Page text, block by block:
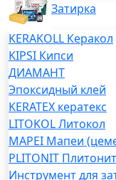
Затирка
KERAKOLL Керакол
KIPSI Кипси
ДИАМАНТ
Эпоксидный клей
KERATEX кератекс
LITOKOL Литокол
MAPEI Мапеи
PLITONIT Плитонит
Инструмент для